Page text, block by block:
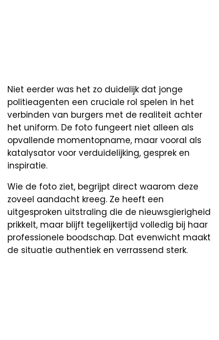
Niet eerder was het zo duidelijk dat jonge
politieagenten een cruciale rol spelen in het
verbinden van burgers met de realiteit achter
het uniform. De foto fungeert niet alleen als
opvallende momentopname, maar vooral als
katalysator voor verduidelijking, gesprek en
inspiratie.
Wie de foto ziet, begrijpt direct waarom deze
zoveel aandacht kreeg. Ze heeft een
uitgesproken uitstraling die de nieuwsgierigheid
prikkelt, maar blijft tegelijkertijd volledig bij haar
professionele boodschap. Dat evenwicht maakt
de situatie authentiek en verrassend sterk.